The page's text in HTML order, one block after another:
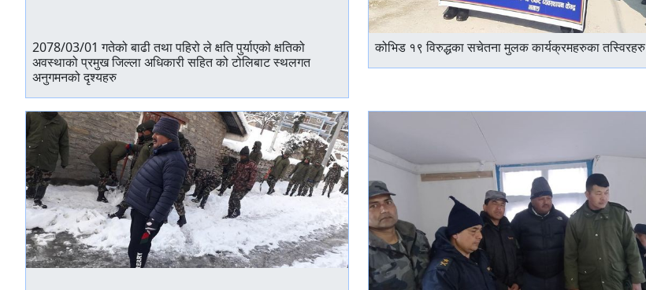
2078/03/01 गतेको बाढी तथा पहिरो ले क्षति पुर्याएको क्षतिको
अवस्थाको प्रमुख जिल्ला अधिकारी सहित को टोलिबाट स्थलगत
अनुगमनको दृश्यहरु
कोभिड १९ विरुद्धका सचेतना मुलक कार्यक्रमहरुका तस्विरहरु